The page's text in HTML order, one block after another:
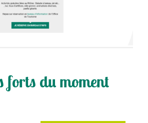
forts du moment